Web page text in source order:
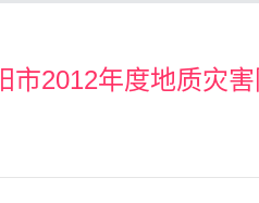
2012年度地质灾害